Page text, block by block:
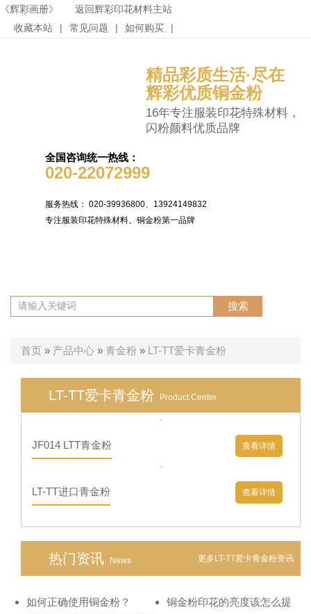
《辉彩画册》
返回辉彩印花材料主站
收藏本站
常见问题 如何购买
精品彩质生活·尽在
辉彩优质铜金粉
16年专注服装印花特殊材料，
闪粉颜料优质品牌
全国咨询统一热线：
020-22072999
服务热线： 020-39936800、13924149832
专注服装印花特殊材料。铜金粉第一品牌
首页 » 产品中心 » 青金粉 » LT-TT爱卡青金粉
LT-TT爱卡青金粉 Product Center
查看详情
JF014 LTT青金粉
查看详情
LT-TT进口青金粉
更多LT-TT爱卡青金粉资讯
热门资讯 News
如何正确使用铜金粉？ 铜金粉印花的亮度该怎么提